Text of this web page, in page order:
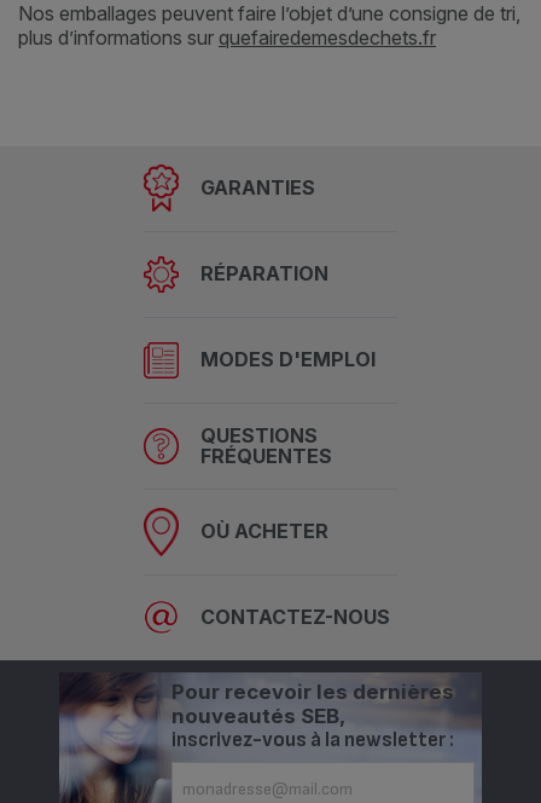
Nos emballages peuvent faire l’objet d’une consigne de tri,
plus d’informations sur quefairedemesdechets.fr
GARANTIES
RÉPARATION
MODES D'EMPLOI
QUESTIONS
FRÉQUENTES
OÙ ACHETER
CONTACTEZ-NOUS
Pour recevoir les dernières
nouveautés SEB,
inscrivez-vous à la newsletter :